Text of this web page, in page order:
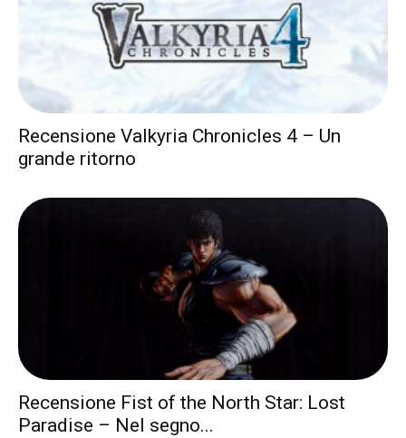
Recensione Valkyria Chronicles 4 – Un
grande ritorno
Recensione Fist of the North Star: Lost
Paradise – Nel segno...